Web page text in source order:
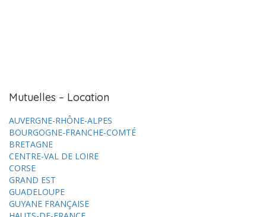
Mutuelles – Location
AUVERGNE-RHÔNE-ALPES
BOURGOGNE-FRANCHE-COMTÉ
BRETAGNE
CENTRE-VAL DE LOIRE
CORSE
GRAND EST
GUADELOUPE
GUYANE FRANÇAISE